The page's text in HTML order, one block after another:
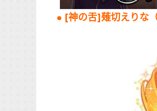
● [神の舌]薙切えりな